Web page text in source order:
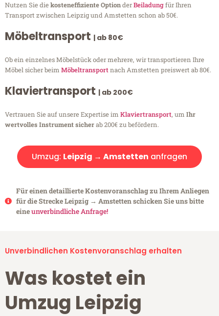
Nutzen Sie diekosteneffiziente OptionderBeiladungfür Ihren
Transport zwischen Leipzig und Amstetten schon ab 50€.
Möbeltransport | ab 80€
Ob ein einzelnes Möbelstück oder mehrere, wir transportieren Ihre
Möbel sicher beim Möbeltransportnach Amstetten preiswert ab 80€.
Klaviertransport | ab 200€
Vertrauen Sie auf unsere Expertise im Klaviertransport, um Ihr
wertvolles Instrument sicherab 200€ zu befördern.
Umzug: Leipzig → Amstetten anfragen
Für einen detaillierte Kostenvoranschlag zu Ihrem Anliegen
für die Strecke Leipzig → Amstetten schicken Sie uns bitte
eineunverbindliche Anfrage!
Unverbindlichen Kostenvoranschlag erhalten
Was kostet ein
Umzug Leipzig